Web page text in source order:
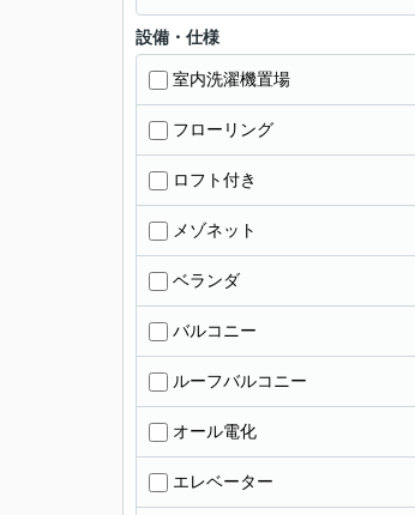
設備・仕様
室内洗濯機置場
フローリング
ロフト付き
メゾネット
ベランダ
バルコニー
ルーフバルコニー
オール電化
エレベーター